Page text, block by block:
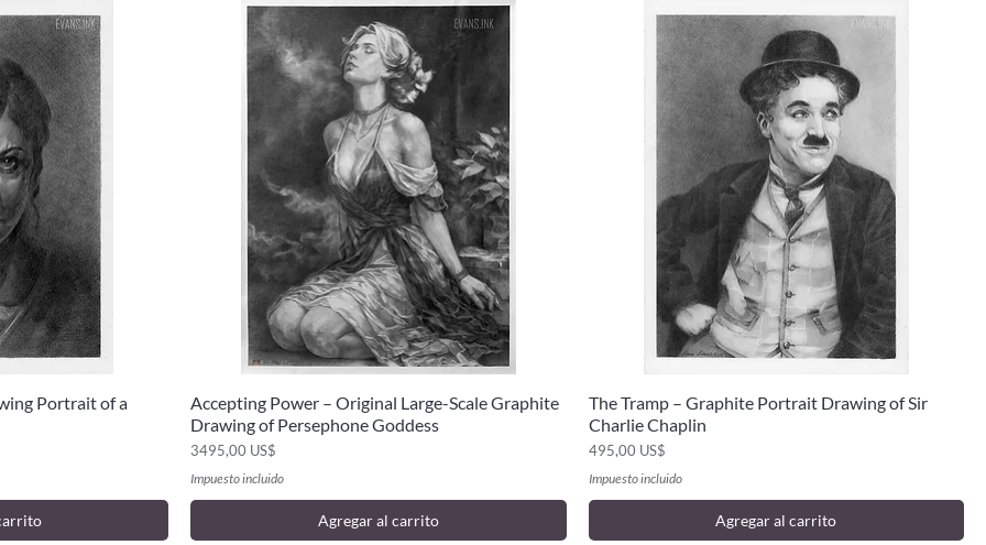
Portrait of a
Vista rápida
Accepting Power – Original Large-Scale Graphite
Drawing of Persephone Goddess
Precio
3495,00 US$
Impuesto incluido
Agregar al carrito
Vista rápida
The Tramp – Graphite Portrait Drawing of Sir
Charlie Chaplin
Precio
495,00 US$
Impuesto incluido
Agregar al carrito